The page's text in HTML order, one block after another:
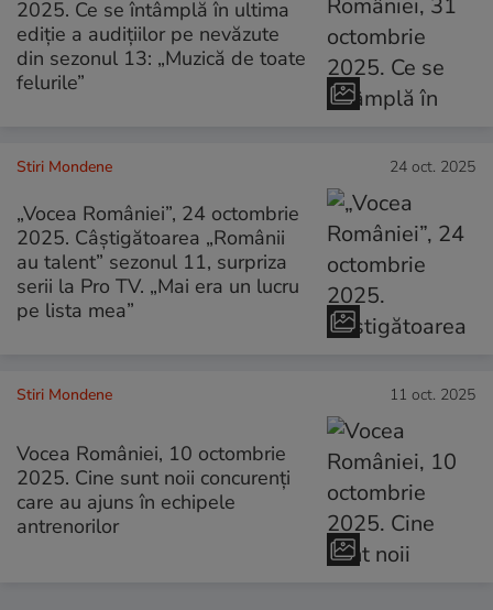
2025. Ce se întâmplă în ultima
ediție a audițiilor pe nevăzute
din sezonul 13: „Muzică de toate
felurile”
Stiri Mondene 24 oct. 2025
„Vocea României”, 24 octombrie
2025. Câștigătoarea „Românii
au talent” sezonul 11, surpriza
serii la Pro TV. „Mai era un lucru
pe lista mea”
Stiri Mondene 11 oct. 2025
Vocea României, 10 octombrie
2025. Cine sunt noii concurenți
care au ajuns în echipele
antrenorilor